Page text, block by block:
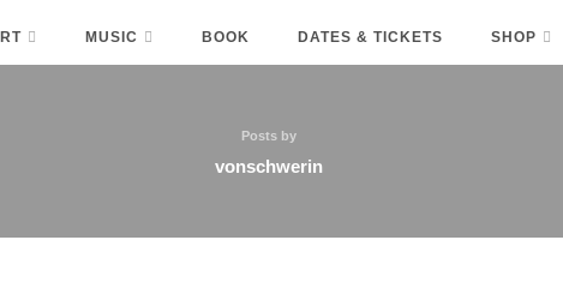
MUSIC BOOK DATES & TICKETS SHOP
Posts by
vonschwerin